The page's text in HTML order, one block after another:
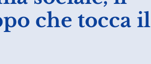
che tocca il